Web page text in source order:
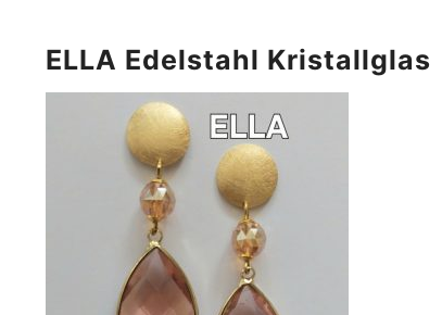
ELLA Edelstahl Kristallglas